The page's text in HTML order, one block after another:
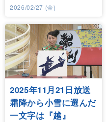
2026/02/27 (金)
2025年11月21日放送
霜降から小雪に選んだ
一文字は『越』